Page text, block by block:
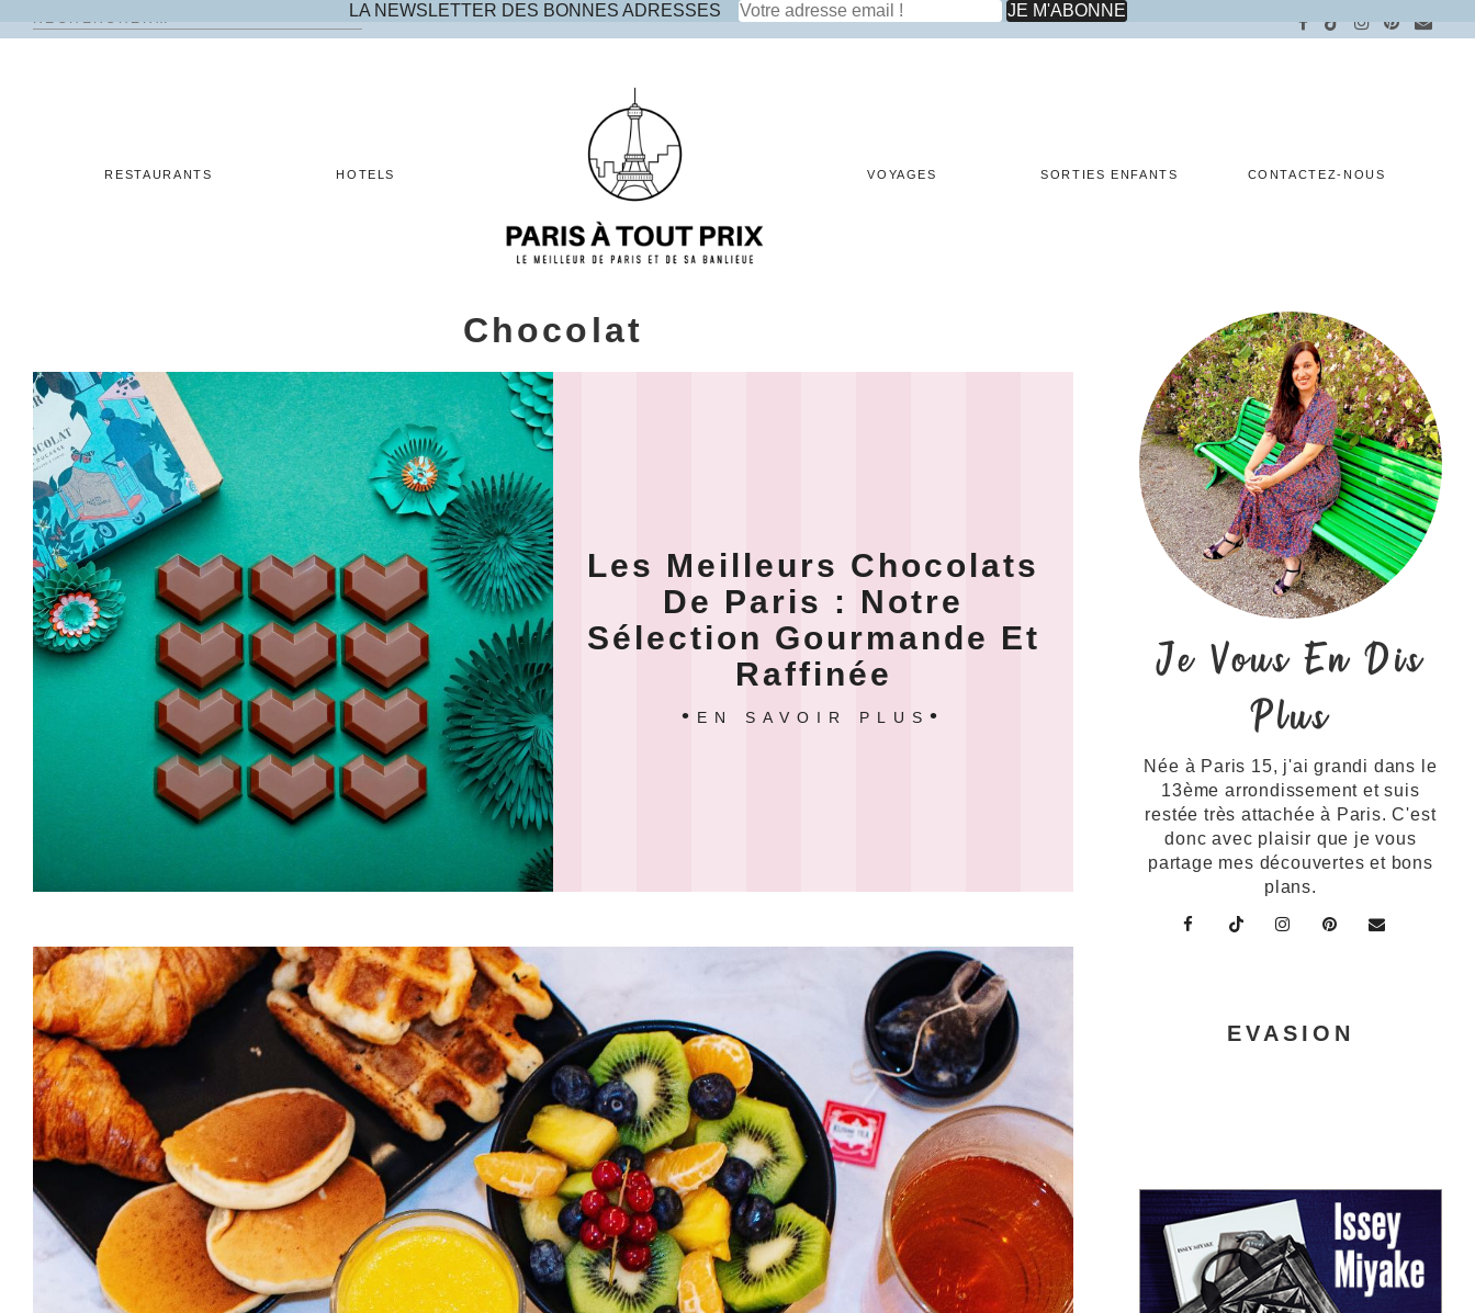
Rechercher :
RESTAURANTS HOTELS VOYAGES SORTIES ENFANTS CONTACTEZ-NOUS
Chocolat
Les Meilleurs Chocolats
De Paris : Notre
Sélection Gourmande Et
Raffinée
EN SAVOIR PLUS
Je Vous En Dis
Plus
Née à Paris 15, j'ai grandi dans le
13ème arrondissement et suis
restée très attachée à Paris. C'est
donc avec plaisir que je vous
partage mes découvertes et bons
plans.
EVASION
LA NEWSLETTER DES BONNES ADRESSES